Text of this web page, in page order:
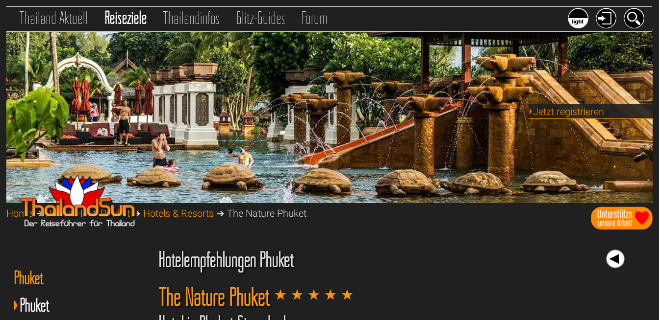
Thailand Aktuell Reiseziele Thailandinfos Blitz-Guides Forum
Jetzt registrieren
Home➔Reiseziele➔Phuket➔ Hotels & Resorts ➔ The Nature Phuket
Hotelempfehlungen Phuket
The Nature Phuket
Phuket
Phuket